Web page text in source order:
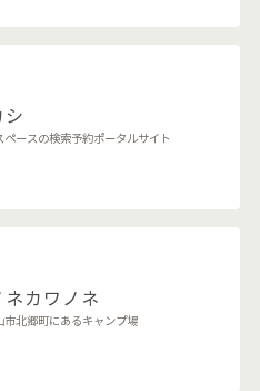
シ
ペースの検索予約ポータルサイト
ネカワノネ
市北郷町にあるキャンプ場